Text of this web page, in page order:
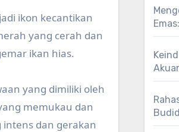
ikon kecantikan
yang cerah dan
ikan hias.
yang dimiliki oleh
memukau dan
intens dan gerakan